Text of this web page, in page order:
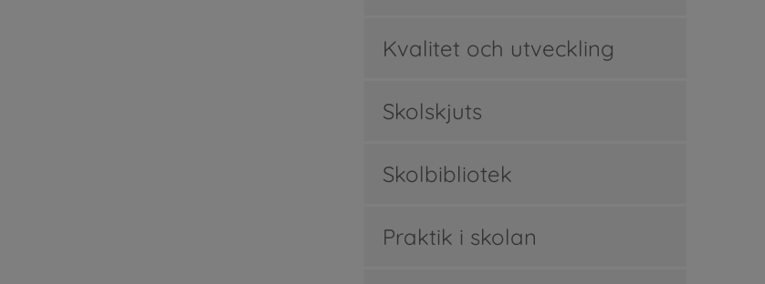
Kvalitet och utveckling
Skolskjuts
Skolbibliotek
Praktik i skolan